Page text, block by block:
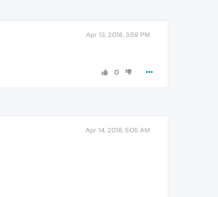
Apr 13, 2018, 3:59 PM
0
Apr 14, 2018, 5:05 AM